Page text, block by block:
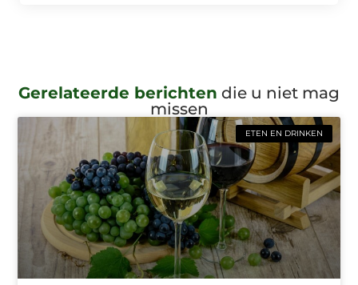
Gerelateerde berichten die u niet mag
missen
ETEN EN DRINKEN